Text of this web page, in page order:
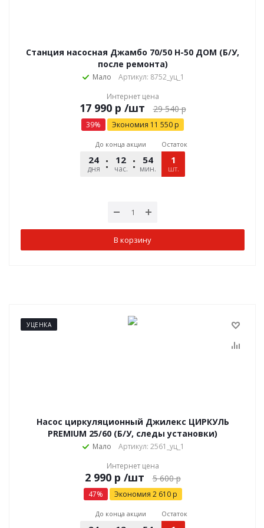
Станция насосная Джамбо 70/50 Н-50 ДОМ (Б/У,
после ремонта)
Мало
Артикул: 8752_уц_1
Интернет цена
р /шт 29 540р
39% Экономия 11 550 р
До конца акции
24
дня
12
час.
54
мин.
48
сек.
Остаток
1
шт.
В корзину
УЦЕНКА
Насос циркуляционный Джилекс ЦИРКУЛЬ
PREMIUM 25/60 (Б/У, следы установки)
Мало
Артикул: 2561_уц_1
Интернет цена
р /шт 5 600р
47% Экономия 2 610р
До конца акции Остаток